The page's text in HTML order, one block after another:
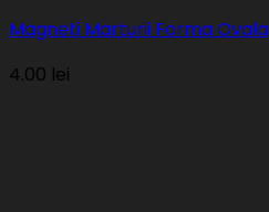
Magneti Marturii Forma Ovala
4.00 lei